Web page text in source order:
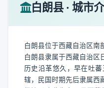
白朗县 · 城市
白朗县位于西藏自治区南
白朗县隶属于西藏自治区
历史沿革悠久，早在吐
辖，民国时期先后隶属西